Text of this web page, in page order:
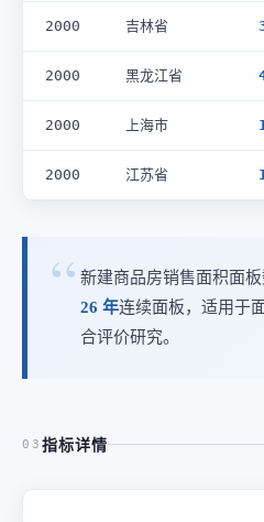
2000 吉林省
2000 黑龙江省
2000 上海市
2000 江苏省
新建商品房销售面积面
26 年连续面板，适用于
合评价研究。
03 指标详情